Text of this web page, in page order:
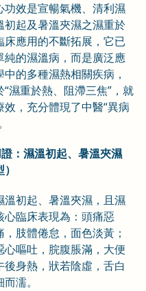
功效是宣暢氣機、清利濕
初起及暑溫夾濕之濕重於
床應用的不斷拓展，它已
純的濕溫病，而是廣泛應
的多種濕熱相關疾病，
濕重於熱、阻滯三焦”，就
，充分體現了中醫“異病
：濕溫初起、暑溫夾濕
溫初起、暑溫夾濕，且濕
心臨床表現為：頭痛惡
肢體倦怠，面色淡黃；
心嘔吐，脘腹脹滿，大便
後身熱，狀若陰虛，舌白
濡。